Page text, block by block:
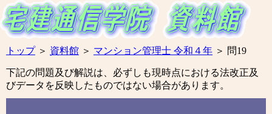
トップ＞ 資料館 ＞ マンション管理士 令和４年 ＞ 問19
下記の問題及び解説は、必ずしも現時点における法改正及
びデータを反映したものではない場合があります。